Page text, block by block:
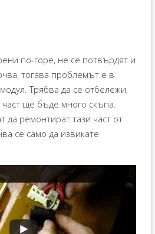
по-горе, не се потвърдят и
тогава проблемът е в
Трябва да се отбележи,
ще бъде много скъпа.
да ремонтират тази част от
се само да извикате